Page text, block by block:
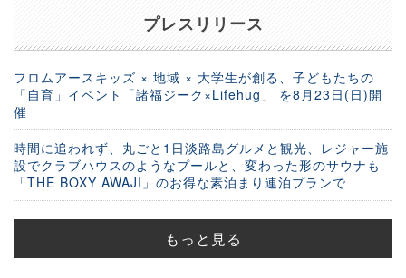
プレスリリース
フロムアースキッズ × 地域 × 大学生が創る、子どもたちの
「自育」イベント「諸福ジーク×Lifehug」 を8月23日(日)開
催
時間に追われず、丸ごと1日淡路島グルメと観光、レジャー施
設でクラブハウスのようなプールと、変わった形のサウナも
「THE BOXY AWAJI」のお得な素泊まり連泊プランで
もっと見る